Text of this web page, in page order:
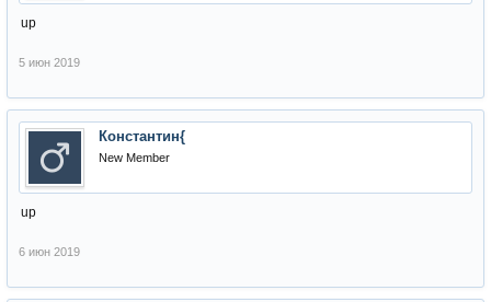
up
5 июн 2019
Константин{
New Member
up
6 июн 2019